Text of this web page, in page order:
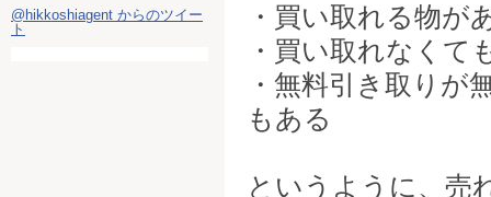
・買い取れる物が
・買い取れなくて
・無料引き取りが
もある
というように、売
@hikkoshiagent からのツイー
ト